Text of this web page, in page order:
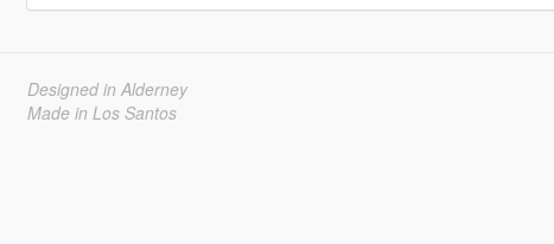
Designed in Alderney
Made in Los Santos